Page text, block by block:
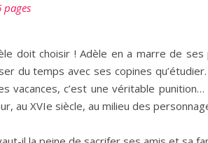
pages
doit choisir ! Adèle en a marre de ses
du temps avec ses copines
vacances, c’est une véritable
au XVIe siècle, au milieu des